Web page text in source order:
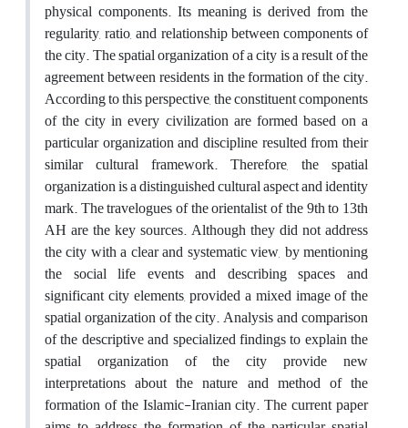
physical components. Its meaning is derived from the
regularity, ratio, and relationship between components of
the city. The spatial organization of a city is a result of the
agreement between residents in the formation of the city.
According to this perspective, the constituent components
of the city in every civilization are formed based on a
particular organization and discipline resulted from their
similar cultural framework. Therefore, the spatial
organization is a distinguished cultural aspect and identity
mark. The travelogues of the orientalist of the 9th to 13th
AH are the key sources. Although they did not address
the city with a clear and systematic view, by mentioning
the social life events and describing spaces and
significant city elements, provided a mixed image of the
spatial organization of the city. Analysis and comparison
of the descriptive and specialized findings to explain the
spatial organization of the city provide new
interpretations about the nature and method of the
formation of the Islamic-Iranian city. The current paper